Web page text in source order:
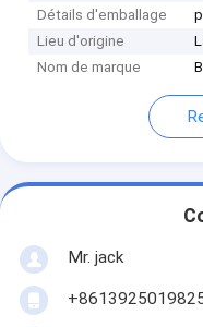
Détails d'emballage
Lieu d'origine
Nom de marque
Mr. jack